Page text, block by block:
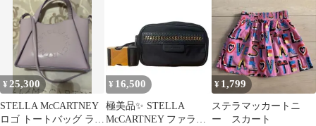
¥ 25,300
STELLA McCARTNEY
ロゴ トートバッグ ラベ
¥ 16,500
極美品✨ STELLA
McCARTNEY ファラベ
¥ 1,799
ステラマッカートニ
ー スカート